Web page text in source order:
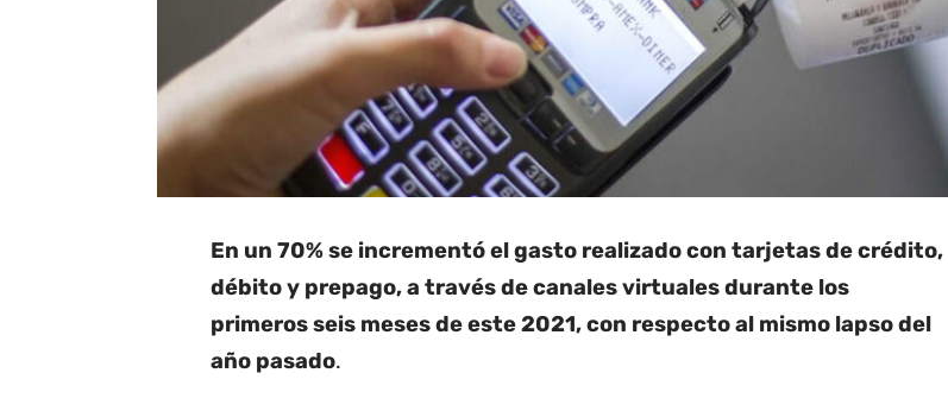
En un 70% se incrementó el gasto realizado con tarjetas de crédito,
débito y prepago, a través de canales virtuales durante los
primeros seis meses de este 2021, con respecto al mismo lapso del
año pasado.